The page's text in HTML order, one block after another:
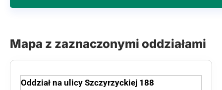
Mapa z zaznaczonymi oddziałami
Oddział na ulicy Szczyrzyckiej 188